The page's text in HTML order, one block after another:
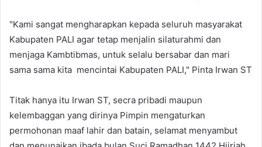
"Kami sangat mengharapkan kepada seluruh masyarakat
Kabupaten PALI agar tetap menjalin silaturahmi dan
menjaga Kambtibmas, untuk selalu bersabar dan mari
sama sama kita mencintai Kabupaten PALI," Pinta Irwan ST
Titak hanya itu Irwan ST, secra pribadi maupun
kelembaggan yang dirinya Pimpin mengaturkan
permohonan maaf lahir dan batain, selamat menyambut